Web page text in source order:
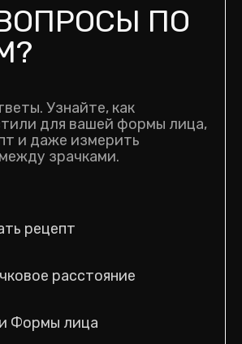
ПО
Узнайте, как
для вашей формы лица,
и даже измерить
зрачками.
рецепт
расстояние
Формы лица